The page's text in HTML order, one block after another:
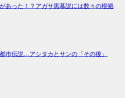
あった！？アガサ黒幕説には数々の根拠
市伝説…アシタカとサンの「その後」